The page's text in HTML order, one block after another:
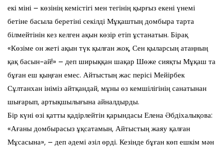
екі міні – көзінің кемістігі мен тегінің қырғыз екені үнемі
бетіне басыла беретіні секілді Мұқаштың домбыра тарта
білмейтінін кез келген ақын көзір етіп ұстанатын. Бірақ
«Көзіме он жеті ақын түк қылған жоқ, Сен қыларсың атаңның
қақ басын-ай!» – деп ширыққан шақар Шөже сияқты Мұқаш та
бұған еш қыңған емес. Айтыстың жас перісі Мейірбек
Сұлтанхан ініміз айтқандай, мұны өз кемшілігінің санатынан
шығарып, артықшылығына айналдырды.
Бір күні өзі қатты қадірлейтін қарындасы Елена Әбдіхалықова:
«Ағаны домбырасыз ұқсатамын, Айтыстың жаяу қалған
Мұсасына», – деп әдемі әзіл өрді. Кезінде бұған көп ешкім мән